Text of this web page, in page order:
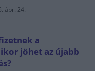
ápr. 24.
a
jöhet az újabb